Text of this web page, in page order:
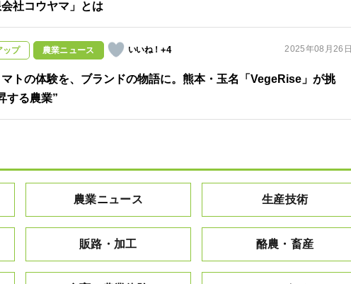
会社コウヤマ」とは
ップ 農業ニュース +4 2025年08月26日
マトの体験を、ブランドの物語に。熊本・玉名「VegeRise」が挑
する農業”
農業ニュース 生産技術
販路・加工 酪農・畜産